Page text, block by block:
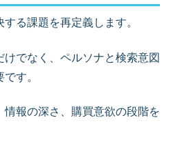
る課題を再定義します。
でなく、ペルソナと検索意図
す。
報の深さ、購買意欲の段階を